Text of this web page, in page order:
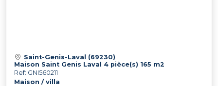
Saint-Genis-Laval (69230)
Maison Saint Genis Laval 4 pièce(s) 165 m2
Ref: GNI560211
Maison / villa